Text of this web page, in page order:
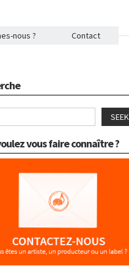
nous ? Contact
SEEK
vous faire connaître ?